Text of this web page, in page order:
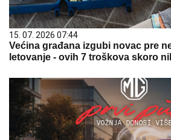
15. 07. 2026 07:44
Većina građana izgubi novac pre
letovanje - ovih 7 troškova skoro